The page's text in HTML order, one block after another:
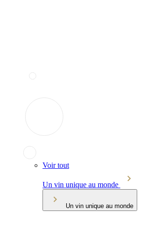
Voir tout
Un vin unique au monde
Un vin unique au monde